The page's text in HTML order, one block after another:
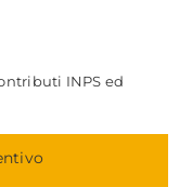
INPS ed